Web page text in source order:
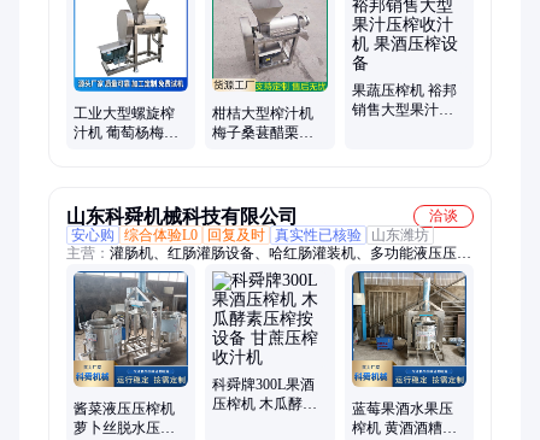
粒机、上料机、输送机、提升机、垃圾处理机、干湿分离机
工业大型螺旋榨
汁机 葡萄杨梅果
柑桔大型榨汁机
梅子桑葚醋栗螺
果蔬压榨机 裕邦
销售大型果汁压
山东科舜机械科技有限公司
洽谈
安心购
综合体验L0 回复及时 真实性已核验
山东潍坊
主营： 灌肠机、红肠灌肠设备、哈红肠灌装机、多功能液压压榨
机、高速肉馅制浆机、贡丸变频打浆机、粽叶清洗机、包粽台、
粽子冷却线
酱菜液压压榨机
萝卜丝脱水压榨
科舜牌300L果酒
压榨机 木瓜酵素
蓝莓果酒水果压
榨机 黄酒酒糟压